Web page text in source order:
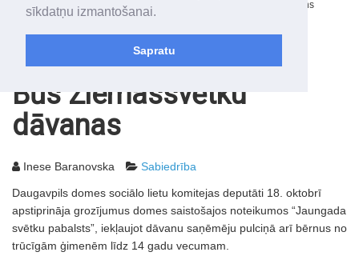
sīkdatņu izmantošanai.
Sapratu
Alfrēds, Fredis, Madars
nedaudz mākoņains
Būs Ziemassvētku
dāvanas
Inese Baranovska Sabiedrība
Daugavpils domes sociālo lietu komitejas deputāti 18. oktobrī
apstiprināja grozījumus domes saistošajos noteikumos “Jaungada
svētku pabalsts”, iekļaujot dāvanu saņēmēju pulciņā arī bērnus no
trūcīgām ģimenēm līdz 14 gadu vecumam.